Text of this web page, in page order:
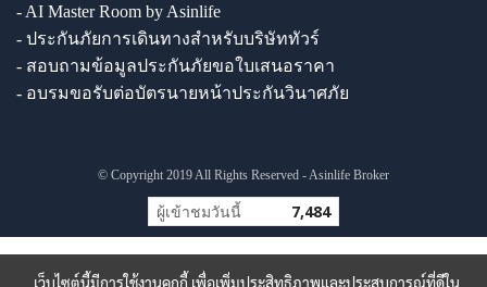
- AI Master Room by Asinlife
- ประกันภัยการเดินทางสำหรับบริษัททัวร์
- สอบถามข้อมูลประกันภัยขอใบเสนอราคา
- อบรมขอรับต่อบัตรนายหน้าประกันวินาศภัย
© Copyright 2019 All Rights Reserved - Asinlife Broker
ผู้เข้าชมวันนี้ 7,484
เว็บไซต์นี้มีการใช้งานคุกกี้ เพื่อเพิ่มประสิทธิภาพและประสบการณ์ที่ดีใน